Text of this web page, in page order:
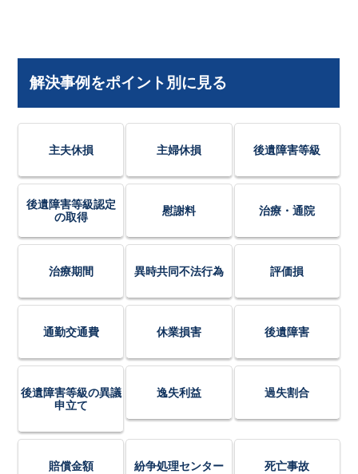
解決事例をポイント別に見る
主夫休損 主婦休損 後遺障害等級
後遺障害等級認定
の取得
慰謝料 治療・通院
治療期間 異時共同不法行為 評価損
通勤交通費 休業損害 後遺障害
後遺障害等級の異議
申立て
逸失利益 過失割合
賠償金額 紛争処理センター 死亡事故